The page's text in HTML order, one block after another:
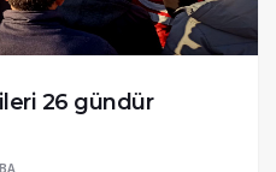
26 gündür